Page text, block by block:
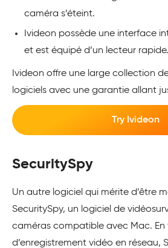
caméra s’éteint.
Ivideon possède une interface
et est équipé d’un lecteur rapide.
Ivideon offre une large collection
logiciels avec une garantie allant
Try Ivideon
SecuritySpy
Un autre logiciel qui mérite d’être
SecuritySpy, un logiciel de
caméras compatible avec Mac. En
d’enregistrement vidéo en réseau,